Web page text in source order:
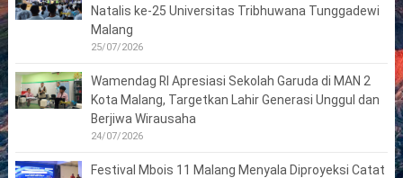
Natalis ke-25 Universitas Tribhuwana Tunggadewi
Malang
25/07/2026
Wamendag RI Apresiasi Sekolah Garuda di MAN 2
Kota Malang, Targetkan Lahir Generasi Unggul dan
Berjiwa Wirausaha
24/07/2026
Festival Mbois 11 Malang Menyala Diproyeksi Catat